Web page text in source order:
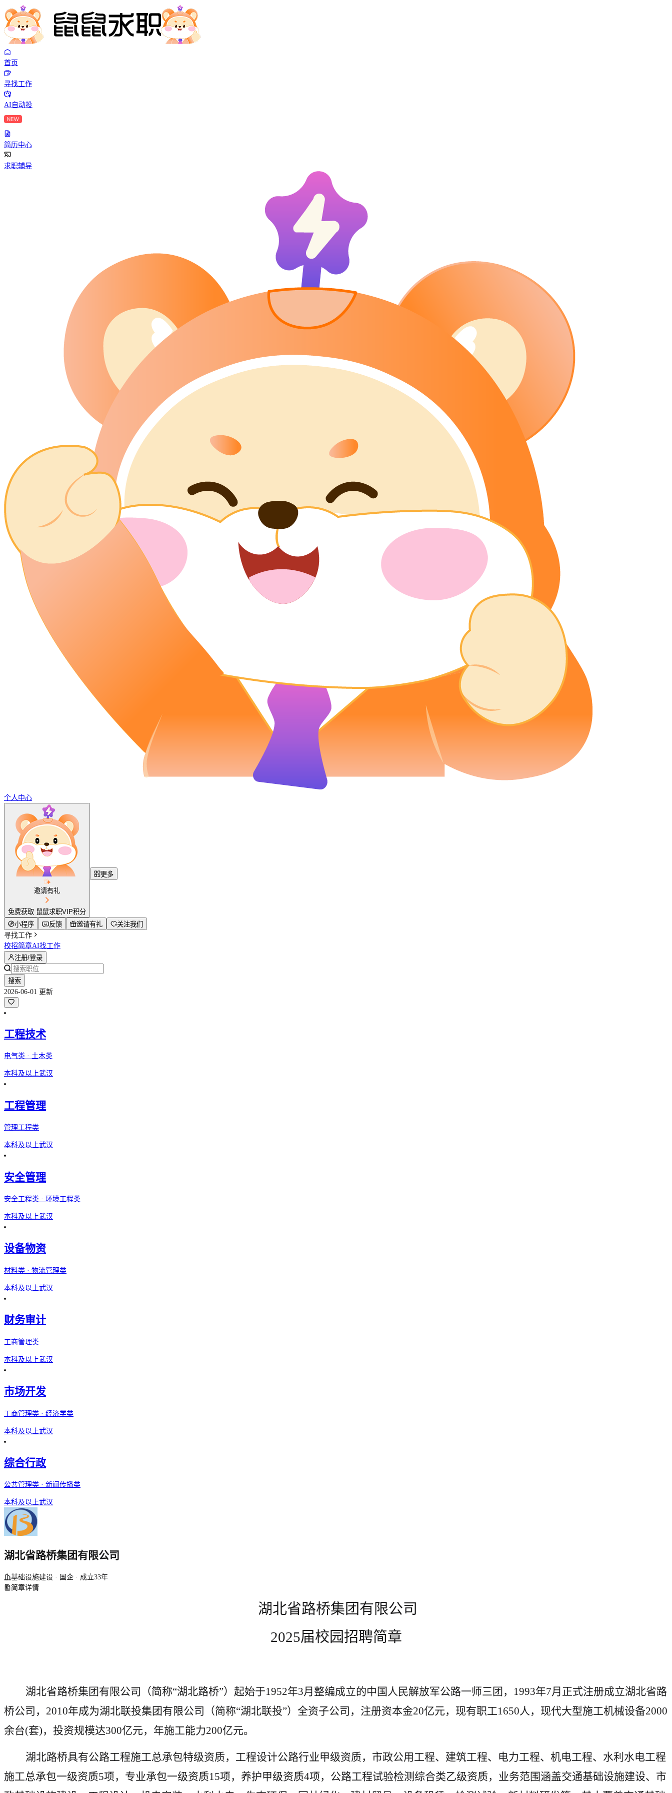
首页
寻找工作
AI自动投
简历中心
求职辅导
个人中心
邀请有礼
免费获取 鼠鼠求职VIP积分
更多
小程序 反馈 邀请有礼
关注我们
寻找工作
校招简章AI找工作
注册/登录
搜索
2026-06-01 更新
工程技术
电气类 · 土木类
本科及以上武汉
工程管理
管理工程类
本科及以上武汉
安全管理
安全工程类 · 环境工程类
本科及以上武汉
设备物资
材料类 · 物流管理类
本科及以上武汉
财务审计
工商管理类
本科及以上武汉
市场开发
工商管理类 · 经济学类
本科及以上武汉
综合行政
公共管理类 · 新闻传播类
本科及以上武汉
湖北省路桥集团有限公司
基础设施建设 · 国企 · 成立33年
简章详情
湖北省路桥集团有限公司
2025届校园招聘简章
湖北省路桥集团有限公司（简称“湖北路桥”）起始于1952年3月整编成立的中国人民解放军公路一师三团，1993年7月正式注册成立湖北省路
桥公司，2010年成为湖北联投集团有限公司（简称“湖北联投”）全资子公司，注册资本金20亿元，现有职工1650人，现代大型施工机械设备2000
余台(套)，投资规模达300亿元，年施工能力200亿元。
湖北路桥具有公路工程施工总承包特级资质，工程设计公路行业甲级资质，市政公用工程、建筑工程、电力工程、机电工程、水利水电工程
施工总承包一级资质5项，专业承包一级资质15项，养护甲级资质4项，公路工程试验检测综合类乙级资质，业务范围涵盖交通基础设施建设、市